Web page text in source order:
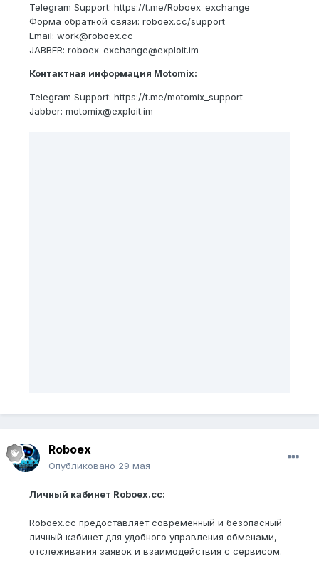
Telegram Support: https://t.me/Roboex_exchange
Форма обратной связи: roboex.cc/support
Email: work@roboex.cc
JABBER: roboex-exchange@exploit.im
Контактная информация Motomix:
Telegram Support: https://t.me/motomix_support
Jabber: motomix@exploit.im
Roboex
Опубликовано 29 мая
Личный кабинет Roboex.cc:
Roboex.cc предоставляет современный и безопасный
личный кабинет для удобного управления обменами,
отслеживания заявок и взаимодействия с сервисом.